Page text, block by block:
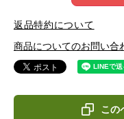
返品特約について
商品についてのお問い合
この